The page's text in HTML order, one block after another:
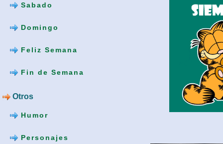
Sabado
Domingo
Feliz Semana
Fin de Semana
Otros
Humor
Personajes